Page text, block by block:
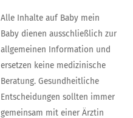
Alle Inhalte auf Baby mein
Baby dienen ausschließlich zur
allgemeinen Information und
ersetzen keine medizinische
Beratung. Gesundheitliche
Entscheidungen sollten immer
gemeinsam mit einer Ärztin